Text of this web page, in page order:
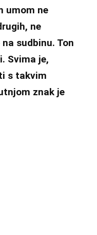
umom ne
ne
sudbinu. Ton
Svima je,
s takvim
znak je